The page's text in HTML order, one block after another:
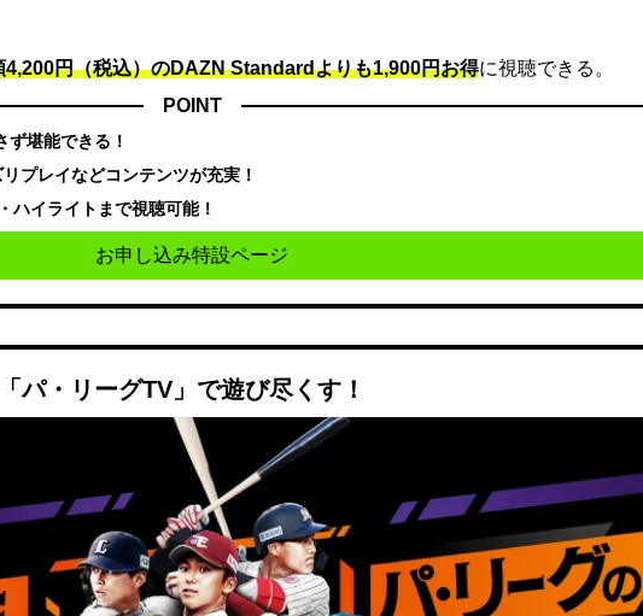
4,200円（税込）のDAZN Standard​よりも1,900円お得に視聴できる。
POINT
ず堪能できる！
プレイなどコンテンツが充実！
ハイライトまで視聴可能！
お申し込み特設ページ
パ・リーグTV」で遊び尽くす！